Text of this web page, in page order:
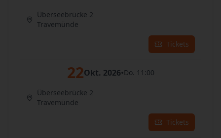
Überseebrücke 2
Travemünde
Tickets
22Okt. 2026•Do. 11:00
Überseebrücke 2
Travemünde
Tickets